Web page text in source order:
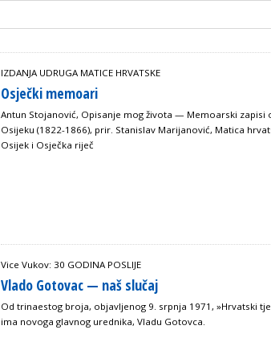
IZDANJA UDRUGA MATICE HRVATSKE
Osječki memoari
Antun Stojanović, Opisanje mog života — Memoarski zapisi
Osijeku (1822-1866), prir. Stanislav Marijanović, Matica
Osijek i Osječka riječ
Vice Vukov: 30 GODINA POSLIJE
Vlado Gotovac — naš slučaj
Od trinaestog broja, objavljenog 9. srpnja 1971, »Hrvatski
ima novoga glavnog urednika, Vladu Gotovca.